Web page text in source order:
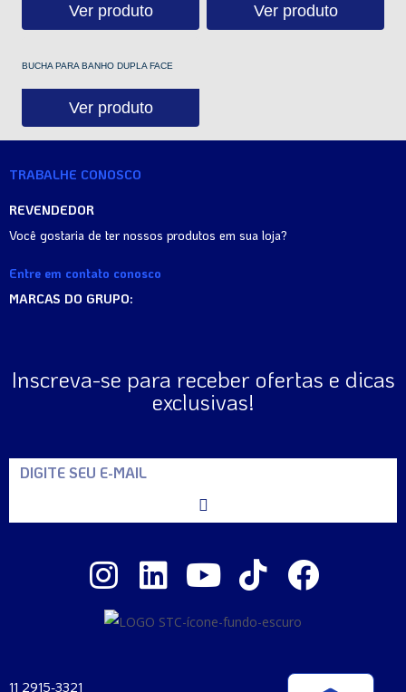
Ver produto Ver produto
BUCHA PARA BANHO DUPLA FACE
Ver produto
TRABALHE CONOSCO
REVENDEDOR
Você gostaria de ter nossos produtos em sua loja?
Entre em contato conosco
MARCAS DO GRUPO:
Inscreva-se para receber ofertas e dicas
exclusivas!
11 2915-3321